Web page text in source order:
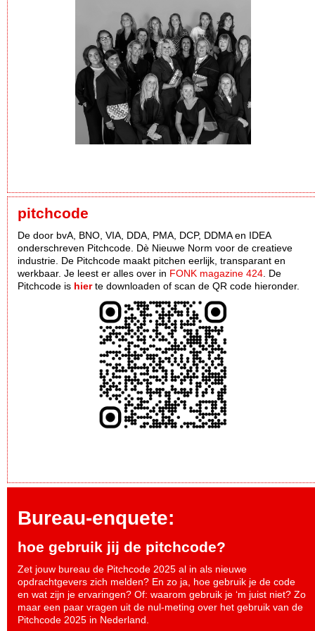
pitchcode
De door bvA, BNO, VIA, DDA, PMA, DCP, DDMA en IDEA
onderschreven Pitchcode. Dè Nieuwe Norm voor de creatieve
industrie. De Pitchcode maakt pitchen eerlijk, transparant en
werkbaar. Je leest er alles over in FONK magazine 424 . De
Pitchcode is hierte downloaden of scan de QR code hieronder.
Bureau-enquete:
hoe gebruik jij de pitchcode?
Zet jouw bureau de Pitchcode 2025 al in als nieuwe
opdrachtgevers zich melden? En zo ja, hoe gebruik je de code
en wat zijn je ervaringen? Of: waarom gebruik je ‘m juist niet? Zo
maar een paar vragen uit de nul-meting over het gebruik van de
Pitchcode 2025 in Nederland.